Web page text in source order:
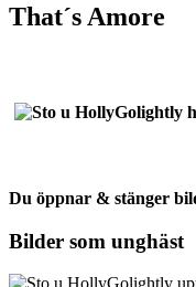
That´s Amore
Du öppnar & stänger
Bilder som unghäst